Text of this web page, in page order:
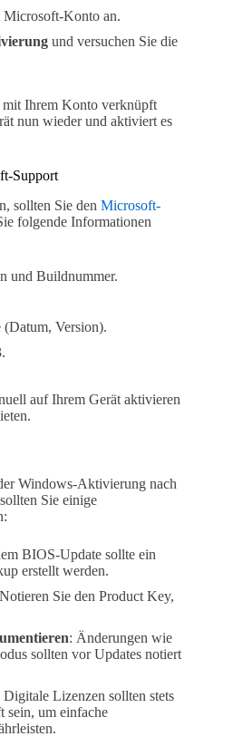
Microsoft-Konto an.
und versuchen Sie die
Ihrem Konto verknüpft
nun wieder und aktiviert es
Support
sollten Sie den Microsoft-
folgende Informationen
und Buildnummer.
Version).
auf Ihrem Gerät aktivieren
Windows-Aktivierung nach
Sie einige
BIOS-Update sollte ein
erstellt werden.
Sie den Product Key,
: Änderungen wie
sollten vor Updates notiert
Digitale Lizenzen sollten stets
sein, um einfache